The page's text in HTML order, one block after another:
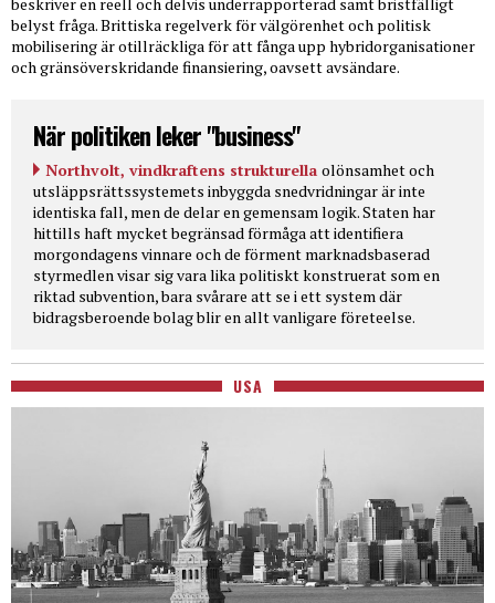
belyst fråga. Brittiska regelverk för välgörenhet och politisk
mobilisering är otillräckliga för att fånga upp hybridorganisationer
och gränsöverskridande finansiering, oavsett avsändare.
När politiken leker "business"
Northvolt, vindkraftens strukturella olönsamhet och
utsläppsrättssystemets inbyggda snedvridningar är inte
identiska fall, men de delar en gemensam logik. Staten har
hittills haft mycket begränsad förmåga att identifiera
morgondagens vinnare och de förment marknadsbaserad
styrmedlen visar sig vara lika politiskt konstruerat som en
riktad subvention, bara svårare att se i ett system där
bidragsberoende bolag blir en allt vanligare företeelse.
USA